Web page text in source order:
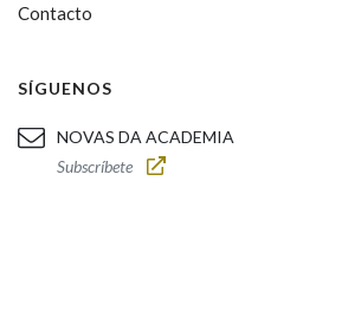
Contacto
SÍGUENOS
NOVAS DA ACADEMIA
Subscríbete